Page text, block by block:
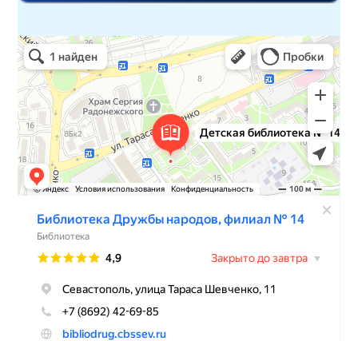
Детская библиотека № 14 Дружбы народов
Библиотека в Севастополе